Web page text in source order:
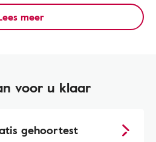
meer
voor u klaar
gehoortest